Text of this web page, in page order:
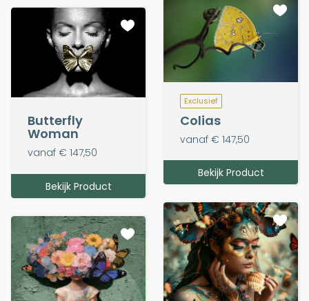
Exclusief
Colias
vanaf € 147,50
Bekijk Product
Butterfly
Woman
vanaf € 147,50
Bekijk Product